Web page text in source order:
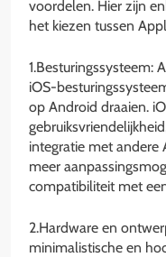
voordelen. Hier zijn
het kiezen tussen
1.Besturingssysteem:
iOS-
op Android draaien.
integratie met
meer
compatibiliteit met
2.Hardware en
minimalistische en